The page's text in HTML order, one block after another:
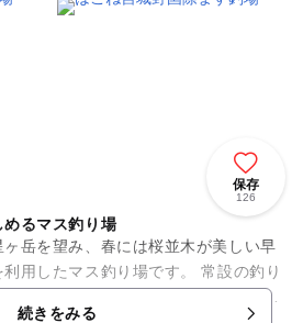
保存
126
るマス釣り場
岳を望み、春には桜並木が美しい早
用したマス釣り場です。 常設の釣り
やヤマメなどの魚を1日2回放流。貸
続きをみる